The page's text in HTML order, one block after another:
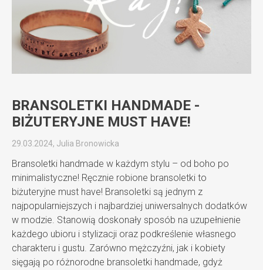
BRANSOLETKI HANDMADE -
BIŻUTERYJNE MUST HAVE!
29.03.2024, Julia Bronowicka
Bransoletki handmade w każdym stylu – od boho po
minimalistyczne! Ręcznie robione bransoletki to
biżuteryjne must have! Bransoletki są jednym z
najpopularniejszych i najbardziej uniwersalnych dodatków
w modzie. Stanowią doskonały sposób na uzupełnienie
każdego ubioru i stylizacji oraz podkreślenie własnego
charakteru i gustu. Zarówno mężczyźni, jak i kobiety
sięgają po różnorodne bransoletki handmade, gdyż